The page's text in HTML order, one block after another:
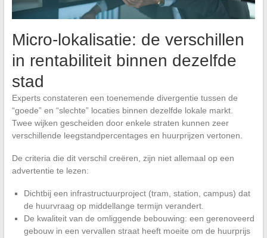
Micro-lokalisatie: de verschillen
in rentabiliteit binnen dezelfde
stad
Experts constateren een toenemende divergentie tussen de
“goede” en “slechte” locaties binnen dezelfde lokale markt.
Twee wijken gescheiden door enkele straten kunnen zeer
verschillende leegstandpercentages en huurprijzen vertonen.
De criteria die dit verschil creëren, zijn niet allemaal op een
advertentie te lezen:
Dichtbij een infrastructuurproject (tram, station, campus) dat
de huurvraag op middellange termijn verandert.
De kwaliteit van de omliggende bebouwing: een gerenoveerd
gebouw in een vervallen straat heeft moeite om de huurprijs